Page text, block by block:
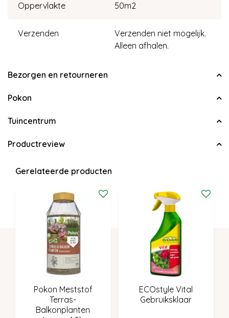
Oppervlakte 50m2
Verzenden
Verzenden niet mogelijk.
Alleen afhalen.
Bezorgen en retourneren
Pokon
Tuincentrum
Productreview
Gerelateerde producten
Pokon Meststof
Terras-
Balkonplanten
ECOstyle Vital
Gebruiksklaar